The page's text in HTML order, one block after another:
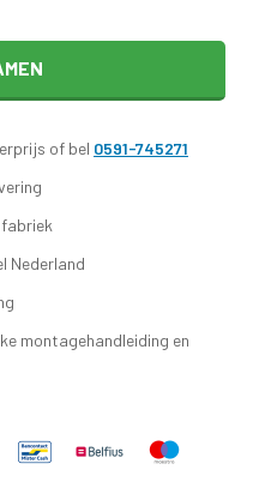
of bel 0591-745271
Nederland
montagehandleiding en